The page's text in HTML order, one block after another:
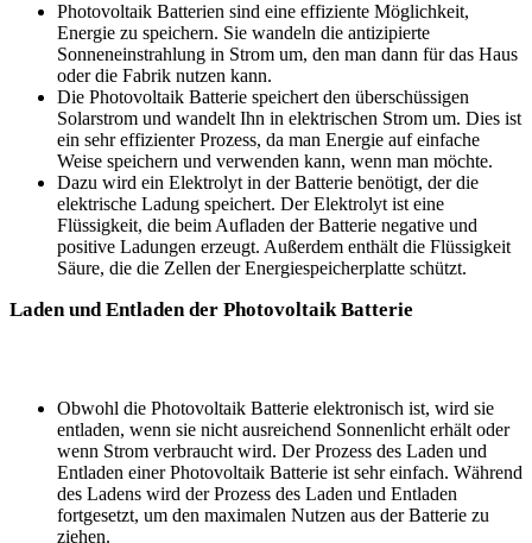
Photovoltaik Batterien sind eine effiziente Möglichkeit,
Energie zu speichern. Sie wandeln die antizipierte
Sonneneinstrahlung in Strom um, den man dann für das Haus
oder die Fabrik nutzen kann.
Die Photovoltaik Batterie speichert den überschüssigen
Solarstrom und wandelt Ihn in elektrischen Strom um. Dies ist
ein sehr effizienter Prozess, da man Energie auf einfache
Weise speichern und verwenden kann, wenn man möchte.
Dazu wird ein Elektrolyt in der Batterie benötigt, der die
elektrische Ladung speichert. Der Elektrolyt ist eine
Flüssigkeit, die beim Aufladen der Batterie negative und
positive Ladungen erzeugt. Außerdem enthält die Flüssigkeit
Säure, die die Zellen der Energiespeicherplatte schützt.
Laden und Entladen der Photovoltaik Batterie
Obwohl die Photovoltaik Batterie elektronisch ist, wird sie
entladen, wenn sie nicht ausreichend Sonnenlicht erhält oder
wenn Strom verbraucht wird. Der Prozess des Laden und
Entladen einer Photovoltaik Batterie ist sehr einfach. Während
des Ladens wird der Prozess des Laden und Entladen
fortgesetzt, um den maximalen Nutzen aus der Batterie zu
ziehen.